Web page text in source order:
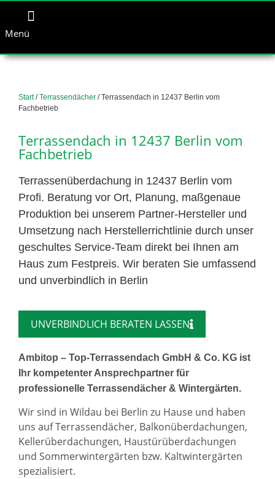
Menü
Start/Terrassendächer / Terrassendach in 12437 Berlin vom
Fachbetrieb
Terrassendach in 12437 Berlin vom
Fachbetrieb
Terrassenüberdachung in 12437 Berlin vom
Profi. Beratung vor Ort, Planung, maßgenaue
Produktion bei unserem Partner-Hersteller und
Umsetzung nach Herstellerrichtlinie durch unser
geschultes Service-Team direkt bei Ihnen am
Haus zum Festpreis. Wir beraten Sie umfassend
und unverbindlich in Berlin
UNVERBINDLICH BERATEN LASSEN
Ambitop – Top-Terrassendach GmbH & Co. KG ist
Ihr kompetenter Ansprechpartner für
professionelle Terrassendächer & Wintergärten.
Wir sind in Wildau bei Berlin zu Hause und haben
uns auf Terrassendächer, Balkonüberdachungen,
Kellerüberdachungen, Haustürüberdachungen
und Sommerwintergärten bzw. Kaltwintergärten
spezialisiert.